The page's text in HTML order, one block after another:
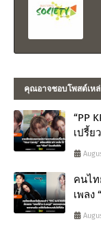
คุณอาจชอบโพสต์เห
“PP
เปรี้ย
คนไท
เพลง